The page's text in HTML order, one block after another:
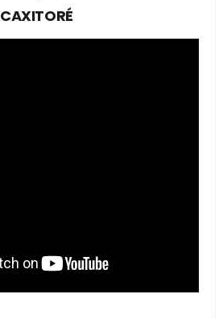
CAXITORÉ